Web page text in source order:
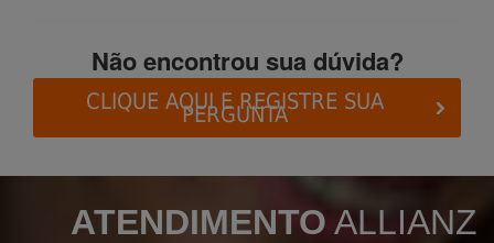
Não encontrou sua dúvida?
CLIQUE AQUI E REGISTRE SUA
PERGUNTA
ATENDIMENTO ALLIANZ